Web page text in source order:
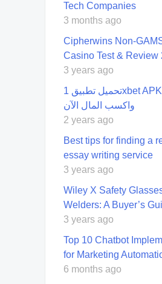
Tech Companies
3 months ago
Cipherwins Non-
Casino Test & Review
3 years ago
تحميل تطبيق 1xbet APK بسهولة
واكسب المال الآن
2 years ago
Best tips for finding a
essay writing service
3 years ago
Wiley X Safety
Welders: A Buyer’s
3 years ago
Top 10 Chatbot
for Marketing
6 months ago